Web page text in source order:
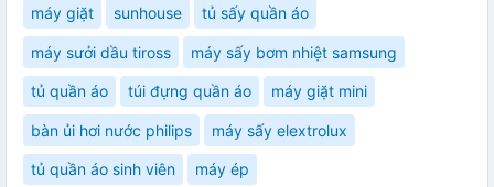
máy giặt sunhouse tủ sấy quần áo
máy sưởi dầu tiross máy sấy bơm nhiệt samsung
tủ quần áo túi đựng quần áo máy giặt mini
bàn ủi hơi nước philips máy sấy elextrolux
tủ quần áo sinh viên máy ép